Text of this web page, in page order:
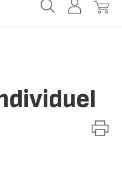
MonMon